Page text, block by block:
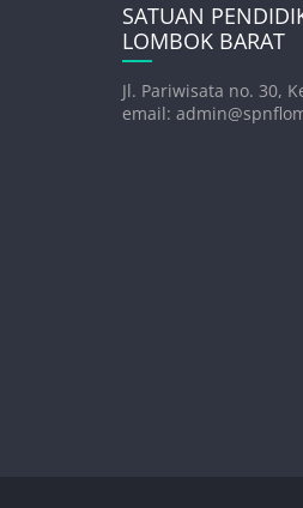
SATUAN
LOMBOK BARAT
Jl. Pariwisata no. 30,
email: